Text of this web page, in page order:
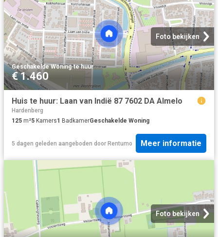
Foto bekijken
Geschakelde Woning·te huur
€ 1.460
Huis te huur: Laan van Indië 87 7602 DA Almelo
Hardenberg
125 m²5 Kamers1 BadkamerGeschakelde Woning
5 dagen geleden aangeboden door Rentumo Meer informatie
Foto bekijken